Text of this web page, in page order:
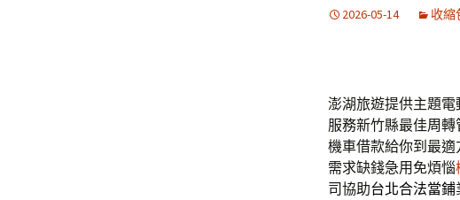
2026-05-14 收縮
澎湖旅遊提供主題電
服務新竹縣最佳周
機車借款給你到最
需求缺錢急用免煩惱
司協助台北合法當鋪